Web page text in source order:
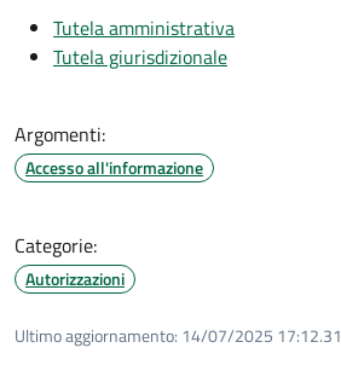
Tutela amministrativa
Tutela giurisdizionale
Argomenti:
Accesso all'informazione
Categorie:
Autorizzazioni
Ultimo aggiornamento: 14/07/2025 17:12.31